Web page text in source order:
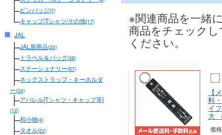
ピンバッジ(7)
キャップ/Tシャツ/その他(17)
JAL
JAL新商品(20)
トラベル＆バッグ(38)
ステーショナリー(57)
ネックストラップ・キーホルダ
ー(24)
アパレル[Tシャツ・キャップ等]
(12)
和小物(4)
タオル(22)
※関連商品を一緒
商品をチェック
ください。
【
料
イ
大
価